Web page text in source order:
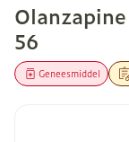
56
Geneesmiddel